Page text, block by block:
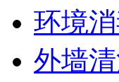
环境
外墙